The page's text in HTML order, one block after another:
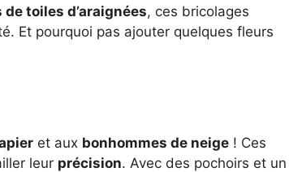
toiles d’araignées, ces bricolages
Et pourquoi pas ajouter quelques fleurs
et aux bonhommes de neige ! Ces
leur précision. Avec des pochoirs et un